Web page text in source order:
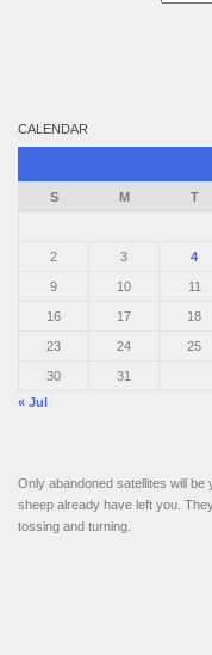
CALENDAR
S M T
2 3 4
9 10 11
16 17 18
23 24 25
30
31
« Jul
Only abandoned satellites will
sheep already have left you.
tossing and turning.